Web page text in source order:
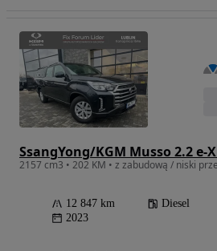
SsangYong/KGM Musso 2.2 e-
2157 cm3 • 202 KM • z zabudową / niski
12 847 km Diesel
2023